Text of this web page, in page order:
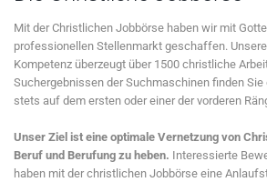
Mit der Christlichen Jobbörse haben wir mit
professionellen Stellenmarkt geschaffen.
Kompetenz überzeugt über 1500 christliche
Suchergebnissen der Suchmaschinen finden
stets auf dem ersten oder einer der vorderen
Unser Ziel ist eine optimale Vernetzung von
Beruf und Berufung zu heben. Interessierte
haben mit der christlichen Jobbörse eine